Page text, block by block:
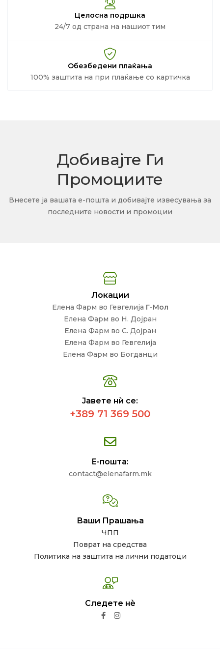
Целосна подршка
24/7 од страна на нашиот тим
Обезбедени плаќања
100% заштита на при плаќање со картичка
Добивајте Ги
Промоциите
Внесете ја вашата е-пошта и добивајте извесувања за
последните новости и промоции
Локации
Елена Фарм во Гевгелија Г-Мол
Елена Фарм во Н. Дојран
Елена Фарм во С. Дојран
Елена Фарм во Гевгелија
Елена Фарм во Богданци
Јавете нѝ се:
+389 71 369 500
Е-пошта:
contact@elenafarm.mk
Ваши Прашања
ЧПП
Поврат на средства
Политика на заштита на лични податоци
Следете нѐ